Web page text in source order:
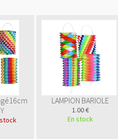
LAMPION BARIOLE
1.00 €
En stock